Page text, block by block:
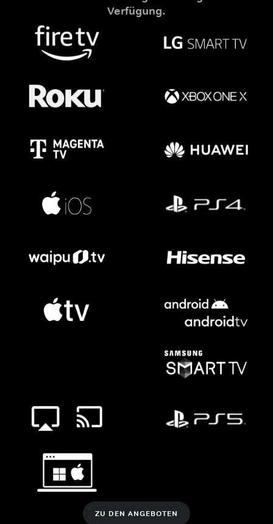
Verfügung.
ZU DEN ANGEBOTEN